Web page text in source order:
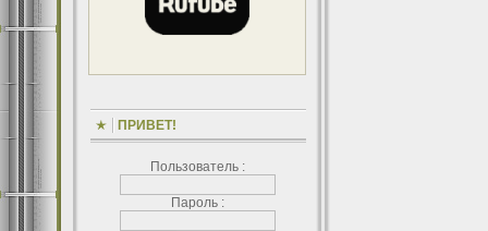
ПРИВЕТ!
Пользователь :
Пароль :